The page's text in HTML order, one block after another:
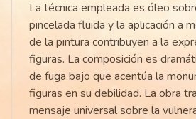
La técnica empleada es óleo
pincelada fluida y la aplicación a
de la pintura contribuyen a la
figuras. La composición es
de fuga bajo que acentúa la
figuras en su debilidad. La obra
mensaje universal sobre la